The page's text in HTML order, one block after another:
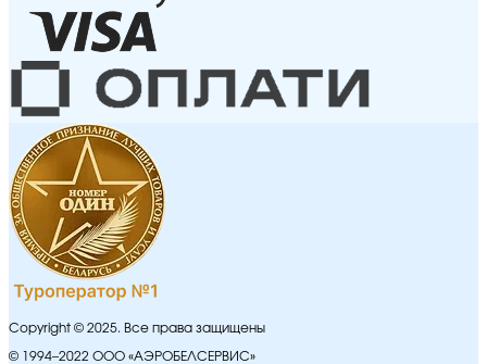
Copyright © 2025. Все права защищены
© 1994–2022 ООО «АЭРОБЕЛСЕРВИС»